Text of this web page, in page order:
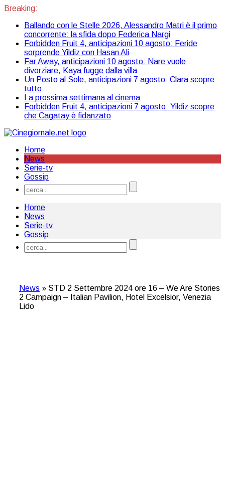
Breaking:
Ballando con le Stelle 2026, Alessandro Matri è il primo
concorrente: la sfida dopo Federica Nargi
Forbidden Fruit 4, anticipazioni 10 agosto: Feride
sorprende Yildiz con Hasan Ali
Far Away, anticipazioni 10 agosto: Nare vuole
divorziare, Kaya fugge dalla villa
Un Posto al Sole, anticipazioni 7 agosto: Clara scopre
tutto
La prossima settimana al cinema
Forbidden Fruit 4, anticipazioni 7 agosto: Yildiz scopre
che Cagatay è fidanzato
Home
News
Serie-tv
Gossip
Home
News
Serie-tv
Gossip
News » STD 2 Settembre 2024 ore 16 – We Are Stories
2 Campaign – Italian Pavilion, Hotel Excelsior, Venezia
Lido